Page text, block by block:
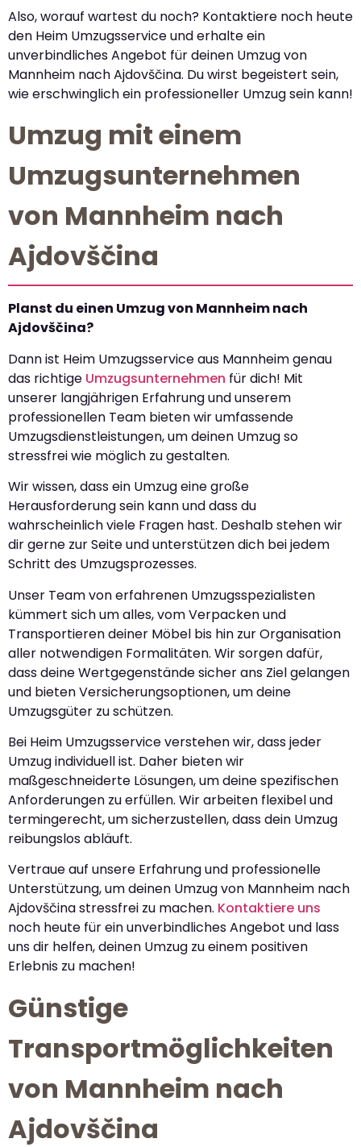
Also, worauf wartest du noch? Kontaktiere noch heute
den Heim Umzugsservice und erhalte ein
unverbindliches Angebot für deinen Umzug von
Mannheim nach Ajdovščina. Du wirst begeistert sein,
wie erschwinglich ein professioneller Umzug sein kann!
Umzug mit einem
Umzugsunternehmen
von Mannheim nach
Ajdovščina
Planst du einen Umzug von Mannheim nach
Ajdovščina?
Dann ist Heim Umzugsservice aus Mannheim genau
das richtige Umzugsunternehmen für dich! Mit
unserer langjährigen Erfahrung und unserem
professionellen Team bieten wir umfassende
Umzugsdienstleistungen, um deinen Umzug so
stressfrei wie möglich zu gestalten.
Wir wissen, dass ein Umzug eine große
Herausforderung sein kann und dass du
wahrscheinlich viele Fragen hast. Deshalb stehen wir
dir gerne zur Seite und unterstützen dich bei jedem
Schritt des Umzugsprozesses.
Unser Team von erfahrenen Umzugsspezialisten
kümmert sich um alles, vom Verpacken und
Transportieren deiner Möbel bis hin zur Organisation
aller notwendigen Formalitäten. Wir sorgen dafür,
dass deine Wertgegenstände sicher ans Ziel gelangen
und bieten Versicherungsoptionen, um deine
Umzugsgüter zu schützen.
Bei Heim Umzugsservice verstehen wir, dass jeder
Umzug individuell ist. Daher bieten wir
maßgeschneiderte Lösungen, um deine spezifischen
Anforderungen zu erfüllen. Wir arbeiten flexibel und
termingerecht, um sicherzustellen, dass dein Umzug
reibungslos abläuft.
Vertraue auf unsere Erfahrung und professionelle
Unterstützung, um deinen Umzug von Mannheim nach
Ajdovščina stressfrei zu machen. Kontaktiere uns
noch heute für ein unverbindliches Angebot und lass
uns dir helfen, deinen Umzug zu einem positiven
Erlebnis zu machen!
Günstige
Transportmöglichkeiten
von Mannheim nach
Ajdovščina